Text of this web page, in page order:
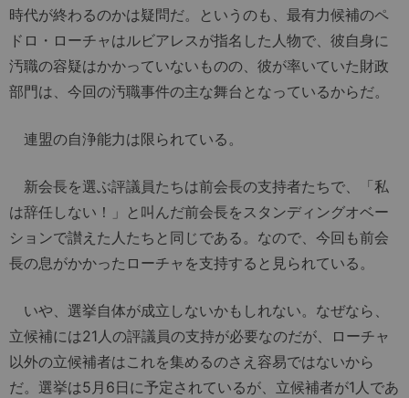
時代が終わるのかは疑問だ。というのも、最有力候補のペ
ドロ・ローチャはルビアレスが指名した人物で、彼自身に
汚職の容疑はかかっていないものの、彼が率いていた財政
部門は、今回の汚職事件の主な舞台となっているからだ。
連盟の自浄能力は限られている。
新会長を選ぶ評議員たちは前会長の支持者たちで、「私
は辞任しない！」と叫んだ前会長をスタンディングオベー
ションで讃えた人たちと同じである。なので、今回も前会
長の息がかかったローチャを支持すると見られている。
いや、選挙自体が成立しないかもしれない。なぜなら、
立候補には21人の評議員の支持が必要なのだが、ローチャ
以外の立候補者はこれを集めるのさえ容易ではないから
だ。選挙は5月6日に予定されているが、立候補者が1人であ